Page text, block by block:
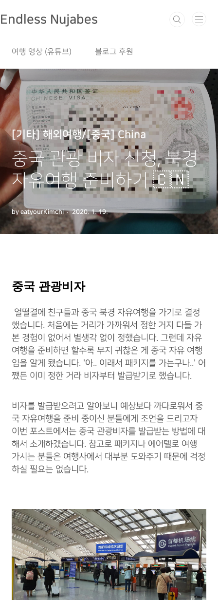
Endless Nujabes
여행 영상 (유튜브) 블로그 후원
[기타] 해외여행/[중국] China
중국 관광 비자 신청, 북경
자유여행 준비하기 🇨🇳
by eatyourKimchi 2020. 1. 19.
중국 관광비자
얼떨결에 친구들과 중국 북경 자유여행을 가기로 결정
했습니다. 처음에는 거리가 가까워서 정한 거지 다들 가
본 경험이 없어서 별생각 없이 정했습니다. 그런데 자유
여행을 준비하면 할수록 무지 귀찮은 게 중국 자유 여행
임을 알게 됐습니다. '아.. 이래서 패키지를 가는구나..' 어
쨌든 이미 정한 거라 비자부터 발급받기로 했습니다.
비자를 발급받으려고 알아보니 예상보다 까다로워서 중
국 자유여행을 준비 중이신 분들에게 조언을 드리고자
이번 포스트에서는 중국 관광비자를 발급받는 방법에 대
해서 소개하겠습니다. 참고로 패키지나 에어텔로 여행
가시는 분들은 여행사에서 대부분 도와주기 때문에 걱정
하실 필요는 없습니다.